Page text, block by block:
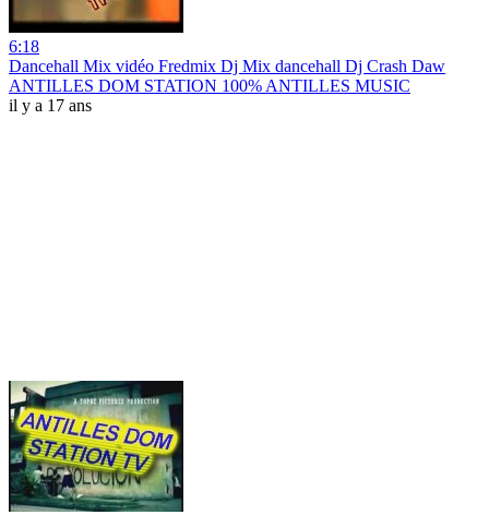
6:18
Dancehall Mix vidéo Fredmix Dj Mix dancehall Dj Crash Daw
ANTILLES DOM STATION 100% ANTILLES MUSIC
il y a 17 ans